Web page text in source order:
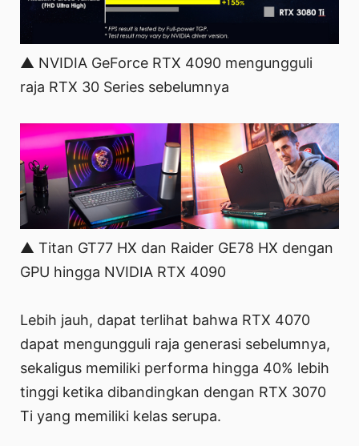
▲ NVIDIA GeForce RTX 4090 mengungguli
raja RTX 30 Series sebelumnya
▲ Titan GT77 HX dan Raider GE78 HX dengan
GPU hingga NVIDIA RTX 4090
Lebih jauh, dapat terlihat bahwa RTX 4070
dapat mengungguli raja generasi sebelumnya,
sekaligus memiliki performa hingga 40% lebih
tinggi ketika dibandingkan dengan RTX 3070
Ti yang memiliki kelas serupa.